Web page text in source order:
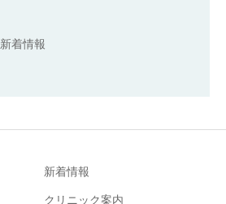
新着情報
新着情報
クリニック案内